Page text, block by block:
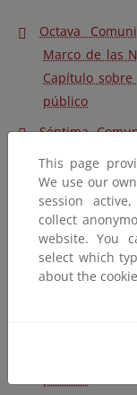
Octava
Marco de las
Capítulo
público
Séptima
Marco de las
Capítulo
público
Sexta
de las
sobre
Quinta
Marco de las
Capítulo
This page
We use our
session
collect
website. You
select which
about the